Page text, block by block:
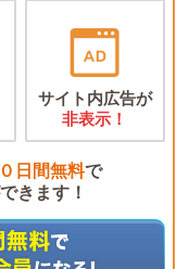
サイト内広告が
非表示！
日間無料で
きます！